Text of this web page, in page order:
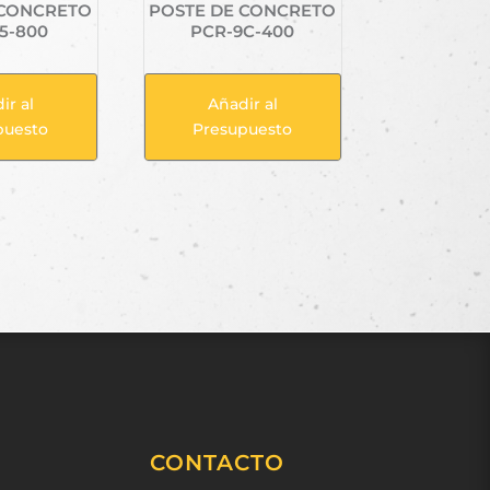
800
al
POSTE DE CONCRETO
PCR-9C-400
Añadir al
Presupuesto
CONTACTO